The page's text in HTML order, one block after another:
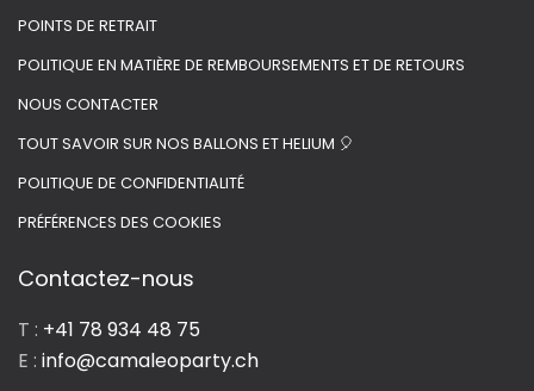
POINTS DE RETRAIT
POLITIQUE EN MATIÈRE DE REMBOURSEMENTS ET DE RETOURS
NOUS CONTACTER
TOUT SAVOIR SUR NOS BALLONS ET HELIUM 🎈
POLITIQUE DE CONFIDENTIALITÉ
PRÉFÉRENCES DES COOKIES
Contactez-nous
T : +41 78 934 48 75
E : info@camaleoparty.ch